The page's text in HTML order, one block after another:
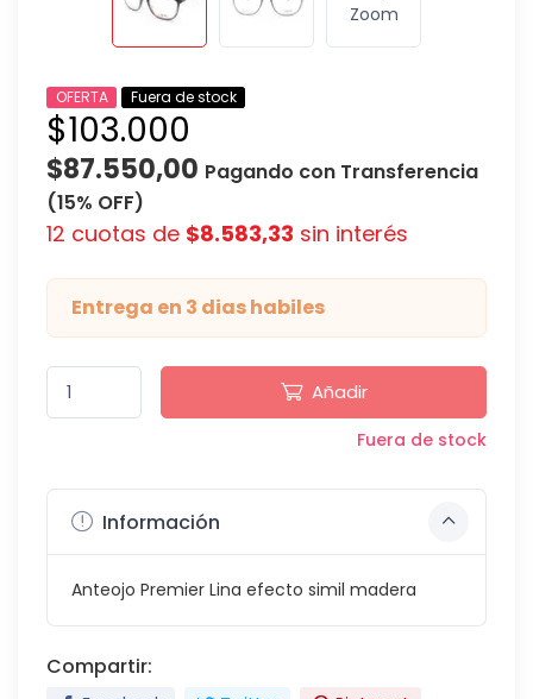
Zoom
OFERTA Fuera de stock
$103.000
$87.550,00 Pagando con Transferencia
(15% OFF)
12 cuotas de $8.583,33 sin interés
Entrega en 3 dias habiles
Añadir
Fuera de stock
Información
Anteojo Premier Lina efecto simil madera
Compartir: